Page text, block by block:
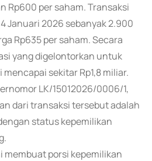
Rp600 per saham. Transaksi
Januari 2026 sebanyak 2.900
Rp635 per saham. Secara
yang digelontorkan untuk
sekitar Rp1,8 miliar.
LK/15012026/0006/1,
dari transaksi tersebut adalah
status kepemilikan
membuat porsi kepemilikan